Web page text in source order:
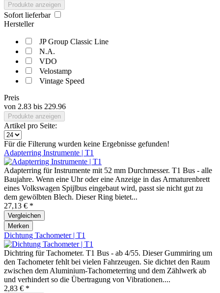
Produkte anzeigen
Sofort lieferbar
Hersteller
JP Group Classic Line
N.A.
VDO
Velostamp
Vintage Speed
Preis
von 2.83 bis 229.96
Produkte anzeigen
Artikel pro Seite:
Für die Filterung wurden keine Ergebnisse gefunden!
Adapterring Instrumente | T1
Adapterring für Instrumente mit 52 mm Durchmesser. T1 Bus - alle
Baujahre. Wenn eine Uhr oder eine Anzeige in das Armaturenbrett
eines Volkswagen Spijlbus eingebaut wird, passt sie nicht gut zu
dem gewölbten Blech. Dieser Ring bietet...
27,13 € *
Vergleichen
Merken
Dichtung Tachometer | T1
Dichtring für Tachometer. T1 Bus - ab 4/55. Dieser Gummiring um
den Tachometer fehlt bei vielen Fahrzeugen. Sie dichtet den Raum
zwischen dem Aluminium-Tachometerring und dem Zählwerk ab
und verhindert so die Übertragung von Vibrationen....
2,83 € *